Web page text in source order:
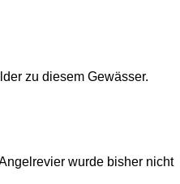
zu diesem Gewässer.
wurde bisher nicht